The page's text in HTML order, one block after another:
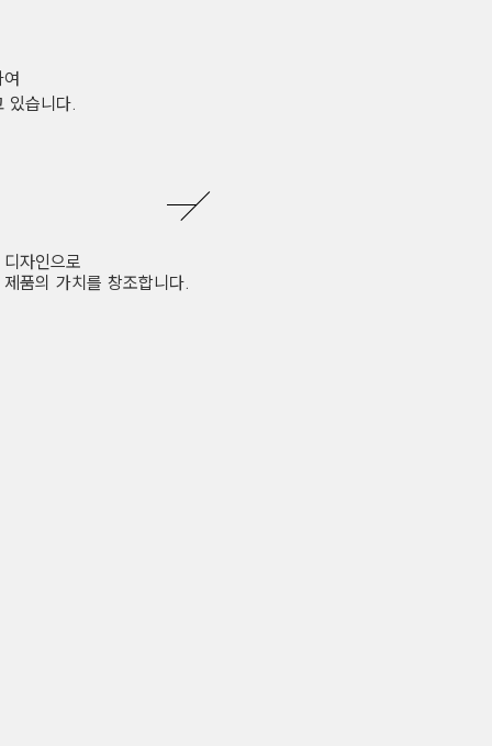
있습니다.
자인으로
품의 가치를 창조합니다.